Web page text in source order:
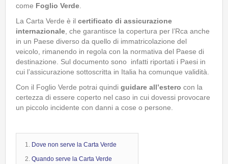
come Foglio Verde
La Carta Verde è il certificato di assicurazione
internazionale , che garantisce la copertura per l’Rca anche
in un Paese diverso da quello di immatricolazione del
veicolo, rimanendo in regola con la normativa del Paese di
destinazione. Sul documento sono infatti riportati i Paesi in
cui l’assicurazione sottoscritta in Italia ha comunque validità.
Con il Foglio Verde potrai quindi guidare all’estero con la
certezza di essere coperto nel caso in cui dovessi provocare
un piccolo incidente con danni a cose o persone.
Dove non serve la Carta Verde
Quando serve la Carta Verde